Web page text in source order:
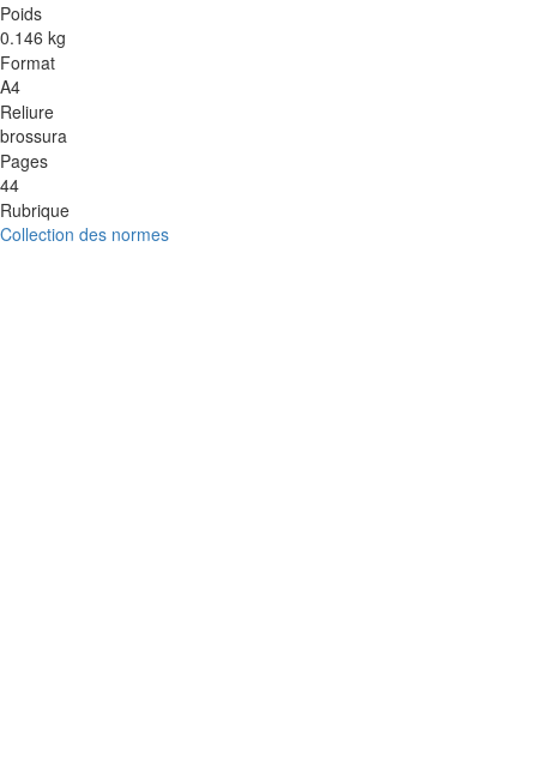
Poids
0.146 kg
Format
A4
Reliure
brossura
Pages
44
Rubrique
Collection des normes